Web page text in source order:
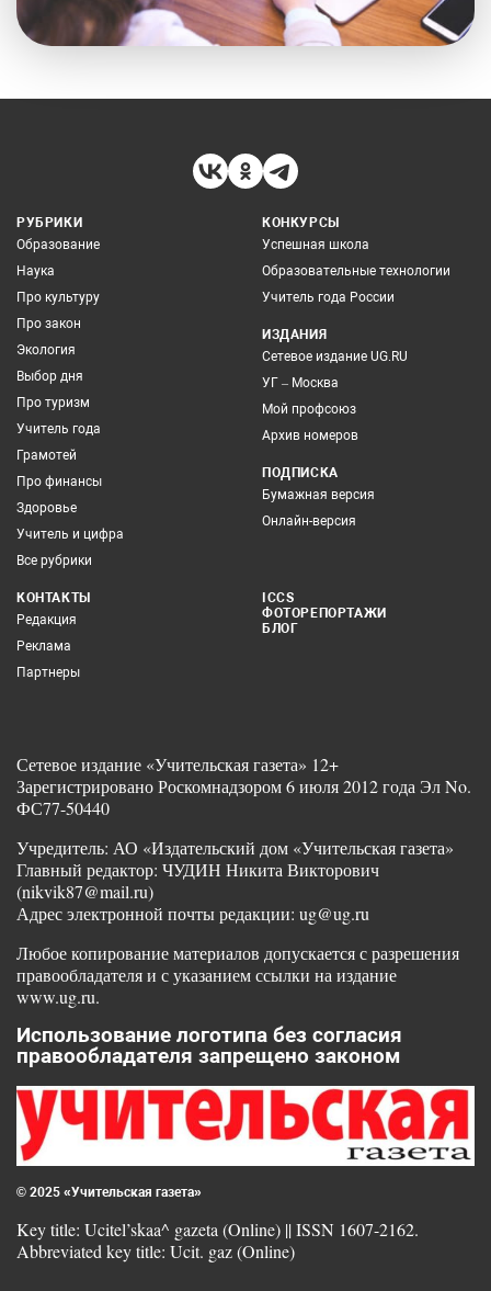
РУБРИКИ
Образование
Наука
Про культуру
Про закон
Экология
Выбор дня
Про туризм
Учитель года
Грамотей
Про финансы
Здоровье
Учитель и цифра
Все рубрики
КОНКУРСЫ
Успешная школа
Образовательные технологии
Учитель года России
ИЗДАНИЯ
Сетевое издание UG.RU
УГ – Москва
Мой профсоюз
Архив номеров
ПОДПИСКА
Бумажная версия
Онлайн-версия
КОНТАКТЫ
Редакция
Реклама
Партнеры
ICCS
ФОТОРЕПОРТАЖИ
БЛОГ
Сетевое издание «Учительская газета» 12+
Зарегистрировано Роскомнадзором 6 июля 2012 года Эл No.
ФС77-50440
Учредитель: АО «Издательский дом «Учительская газета»
Главный редактор: ЧУДИН Никита Викторович
(nikvik87@mail.ru)
Адрес электронной почты редакции: ug@ug.ru
Любое копирование материалов допускается с разрешения
правообладателя и с указанием ссылки на издание
www.ug.ru.
Использование логотипа без согласия
правообладателя запрещено законом
© 2025 «Учительская газета»
Key title: Ucitel’skaa^ gazeta (Online) || ISSN 1607-2162.
Abbreviated key title: Ucit. gaz (Online)